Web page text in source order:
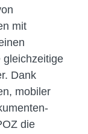
mit
gleichzeitige
Dank
mobiler
die